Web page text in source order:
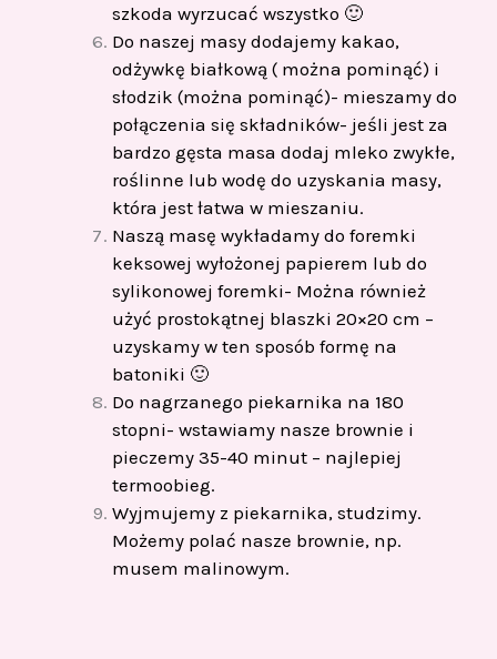
szkoda wyrzucać wszystko 🙂
Do naszej masy dodajemy kakao,
odżywkę białkową ( można pominąć) i
słodzik (można pominąć)- mieszamy do
połączenia się składników- jeśli jest za
bardzo gęsta masa dodaj mleko zwykłe,
roślinne lub wodę do uzyskania masy,
która jest łatwa w mieszaniu.
Naszą masę wykładamy do foremki
keksowej wyłożonej papierem lub do
sylikonowej foremki- Można również
użyć prostokątnej blaszki 20×20 cm –
uzyskamy w ten sposób formę na
batoniki 🙂
Do nagrzanego piekarnika na 180
stopni- wstawiamy nasze brownie i
pieczemy 35-40 minut – najlepiej
termoobieg.
Wyjmujemy z piekarnika, studzimy.
Możemy polać nasze brownie, np.
musem malinowym.